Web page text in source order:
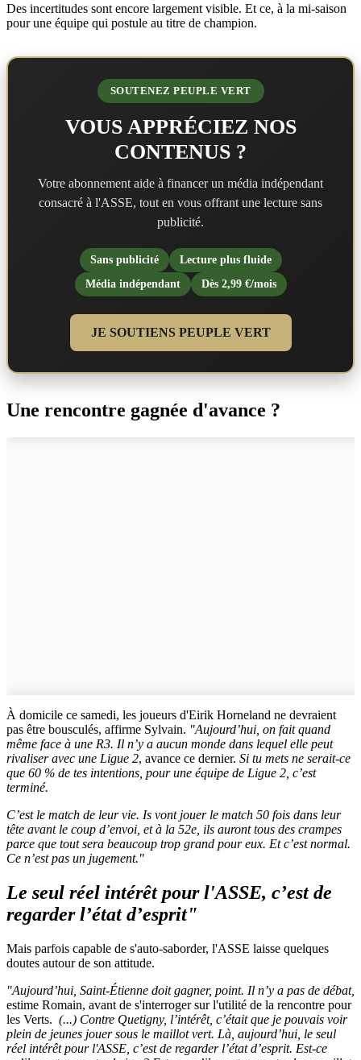
Des incertitudes sont encore largement visible. Et ce, à la mi-saison
pour une équipe qui postule au titre de champion.
SOUTENEZ PEUPLE VERT
VOUS APPRÉCIEZ NOS
CONTENUS ?
Votre abonnement aide à financer un média indépendant
consacré à l'ASSE, tout en vous offrant une lecture sans
publicité.
Sans publicité
Lecture plus fluide
Média indépendant
Dès 2,99 €/mois
JE SOUTIENS PEUPLE VERT
Une rencontre gagnée d'avance ?
À domicile ce samedi, les joueurs d'Eirik Horneland ne devraient
pas être bousculés, affirme Sylvain. "Aujourd’hui, on fait quand
même face à une R3. Il n’y a aucun monde dans lequel elle peut
rivaliser avec une Ligue 2, avance ce dernier. Si tu mets ne serait-ce
que 60 % de tes intentions, pour une équipe de Ligue 2, c’est
terminé.
C’est le match de leur vie. Is vont jouer le match 50 fois dans leur
tête avant le coup d’envoi, et à la 52e, ils auront tous des crampes
parce que tout sera beaucoup trop grand pour eux. Et c’est normal.
Ce n’est pas un jugement."
Le seul réel intérêt pour l'ASSE, c’est de
regarder l’état d’esprit"
Mais parfois capable de s'auto-saborder, l'ASSE laisse quelques
doutes autour de son attitude.
"Aujourd’hui, Saint-Étienne doit gagner, point. Il n’y a pas de débat,
estime Romain, avant de s'interroger sur l'utilité de la rencontre pour
les Verts. (...) Contre Quetigny, l’intérêt, c’était que je pouvais voir
plein de jeunes jouer sous le maillot vert. Là, aujourd’hui, le seul
réel intérêt pour l'ASSE, c’est de regarder l’état d’esprit. Est-ce